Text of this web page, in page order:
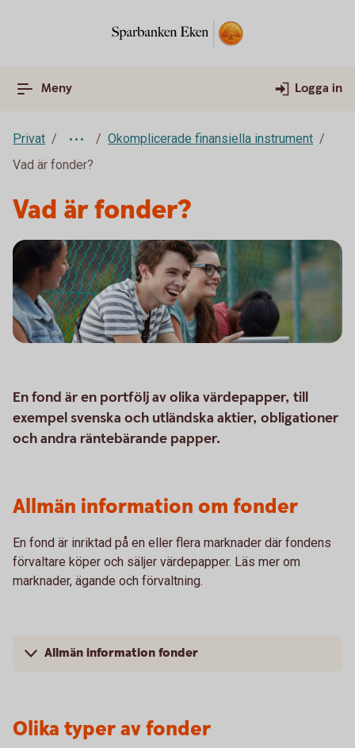
Meny Logga in
Privat
Okomplicerade finansiella instrument
Vad är fonder?
Vad är fonder?
En fond är en portfölj av olika värdepapper, till
exempel svenska och utländska aktier, obligationer
och andra räntebärande papper.
Allmän information om fonder
En fond är inriktad på en eller flera marknader där fondens
förvaltare köper och säljer värdepapper. Läs mer om
marknader, ägande och förvaltning.
Allmän information fonder
Olika typer av fonder